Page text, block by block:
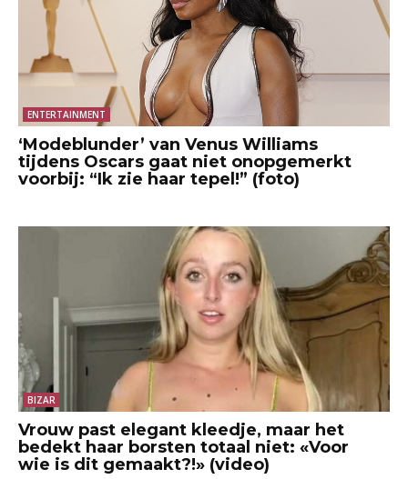
ENTERTAINMENT
‘Modeblunder’ van Venus Williams
tijdens Oscars gaat niet onopgemerkt
voorbij: “Ik zie haar tepel!” (foto)
BIZAR
Vrouw past elegant kleedje, maar het
bedekt haar borsten totaal niet: «Voor
wie is dit gemaakt?!» (video)